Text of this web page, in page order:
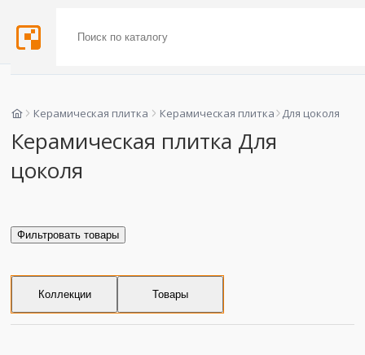
Керамическая плитка Керамическая плитка Для цоколя
Керамическая плитка Для
цоколя
Фильтровать товары
Коллекции Товары